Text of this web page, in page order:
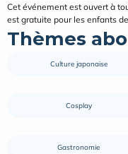
Cet événement est ouvert à
est gratuite pour les enfants
Thèmes
Culture japonaise
Cosplay
Gastronomie